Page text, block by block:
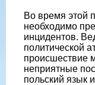
Во время этой
необходимо
инцидентов.
политической
происшествие
неприятные
польский язык